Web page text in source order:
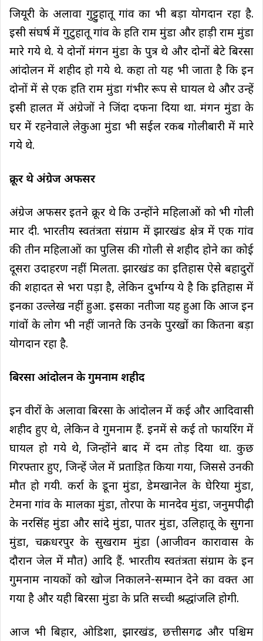
जियूरी के अलावा गुट्टुहातू गांव का भी बड़ा योगदान रहा है.
इसी संघर्ष में गुटुहातू गांव के हति राम मुंडा और हाड़ी राम मुंडा
मारे गये थे. ये दोनों मंगन मुंडा के पुत्र थे और दोनों बेटे बिरसा
आंदोलन में शहीद हो गये थे. कहा तो यह भी जाता है कि इन
दोनों में से एक हति राम मुंडा गंभीर रूप से घायल थे और उन्हें
इसी हालत में अंग्रेजों ने जिंदा दफना दिया था. मंगन मुंडा के
घर में रहनेवाले लेकुआ मुंडा भी सईल रकब गोलीबारी में मारे
गये थे.
क्रूर थे अंग्रेज अफसर
अंग्रेज अफसर इतने क्रूर थे कि उन्होंने महिलाओं को भी गोली
मार दी. भारतीय स्वतंत्रता संग्राम में झारखंड क्षेत्र में एक गांव
की तीन महिलाओं का पुलिस की गोली से शहीद होने का कोई
दूसरा उदाहरण नहीं मिलता. झारखंड का इतिहास ऐसे बहादुरों
की शहादत से भरा पड़ा है, लेकिन दुर्भाग्य ये है कि इतिहास में
इनका उल्लेख नहीं हुआ. इसका नतीजा यह हुआ कि आज इन
गांवों के लोग भी नहीं जानते कि उनके पुरखों का कितना बड़ा
योगदान रहा है.
बिरसा आंदोलन के गुमनाम शहीद
इन वीरों के अलावा बिरसा के आंदोलन में कई और आदिवासी
शहीद हुए थे, लेकिन वे गुमनाम हैं. इनमें से कई तो फायरिंग में
घायल हो गये थे, जिन्होंने बाद में दम तोड़ दिया था. कुछ
गिरफ्तार हुए, जिन्हें जेल में प्रताड़ित किया गया, जिससे उनकी
मौत हो गयी. कर्रा के डूना मुंडा, डेमखानेल के घेरिया मुंडा,
टेमना गांव के मालका मुंडा, तोरपा के मानदेव मुंडा, जनुमपीढ़ी
के नरसिंह मुंडा और सांदे मुंडा, पातर मुंडा, उलिहातू के सुगना
मुंडा, चक्रधरपुर के सुखराम मुंडा (आजीवन कारावास के
दौरान जेल में मौत) आदि हैं. भारतीय स्वतंत्रता संग्राम के इन
गुमनाम नायकों को खोज निकालने-सम्मान देने का वक्त आ
गया है और यही बिरसा मुंडा के प्रति सच्ची श्रद्धांजलि होगी.
आज भी बिहार, ओडिशा, झारखंड, छत्तीसगढ और पश्चिम